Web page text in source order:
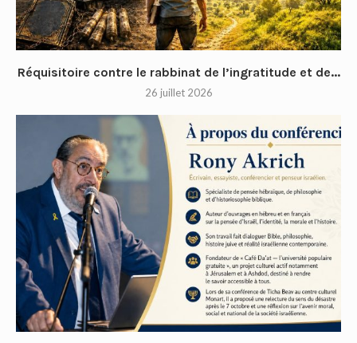
Réquisitoire contre le rabbinat de l’ingratitude et de...
26 juillet 2026